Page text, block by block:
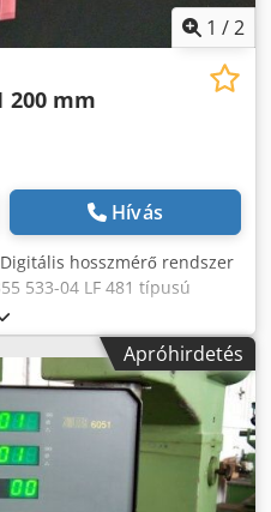
1 /2
200 mm
Hívás
hosszmérő rendszer
533-04 LF 481 típusú
200 mm Dcedsb T
Apróhirdetés